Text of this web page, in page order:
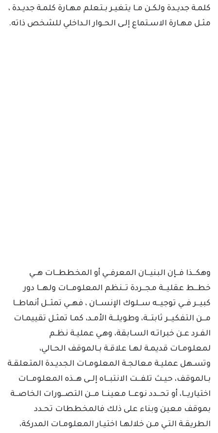
كلمـة جديـدة ولكـن مـا يتغيـر بـتعلم مهـارة كلمـة جديـدة ،
مثـل مهـارة الاسـتماع إلـى الحـوار الـداخلي للشخص ذاته.
وهكــذا فــإن البنيــان المعرفــي أو المخططــات هــي
خطــط عقليــة مجــردة تــنظم المعلومــات ولهــا دور
كبيــر فــي توجيــه ســلوك الإنســان ، فهــي تمثــل أنماطــا
مــن التفكيــر ثابتــة، وطويلــة الأمـد، كمـا تمثـل تقييمـات
الفـرد عـن خبراتـه السـابقة، وهـي عمليـة نظـم
لمعلومـات قديمـة لهـا علاقـة بـالموقف الحـالي،
وتسـهل عمليـة معالجـة المعلومـات الجديـدة المتعلقـة
بـالموقف، حيـث تلفــت الانتبــاه إلــى هــذه المعلومــات
اختياريــا، أو تحــدد نوعــا معينــا مــن التصــورات الخاصــة
بموقف معين وبناء على ذلك فالمخططات تحـدد
الطريقـة التـي مـن خلالهـا اختيـار المعلومـات المدركة،